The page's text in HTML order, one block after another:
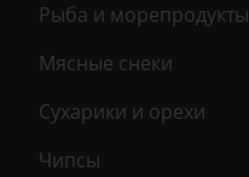
Рыба и морепродукты
Мясные снеки
Сухарики и орехи
Чипсы